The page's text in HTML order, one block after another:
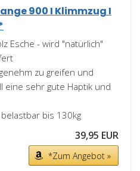
900 I Klimmzug I
Esche - wird "natürlich"
zu greifen und
eine sehr gute Haptik und
belastbar bis 130kg
39,95 EUR
*Zum Angebot »